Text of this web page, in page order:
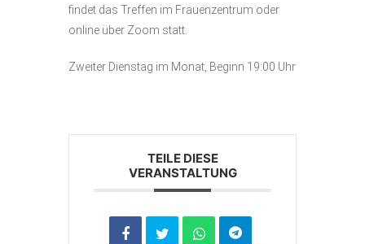
findet das Treffen im Frauenzentrum oder
online über Zoom statt.
Zweiter Dienstag im Monat, Beginn 19:00 Uhr
TEILE DIESE
VERANSTALTUNG